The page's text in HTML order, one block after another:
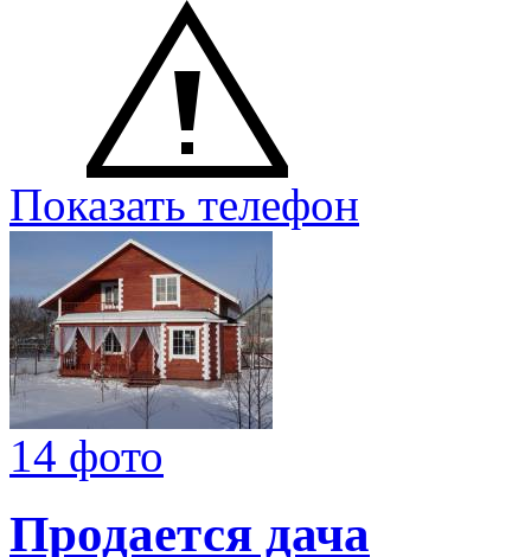
Показать телефон
14 фото
Продается дача